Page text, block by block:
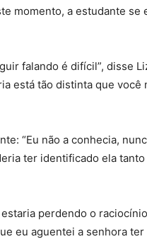
momento, a estudante
falando é difícil”, disse
está tão distinta que
“Eu não a conhecia,
ter identificado ela
perdendo o
eu aguentei a senhora